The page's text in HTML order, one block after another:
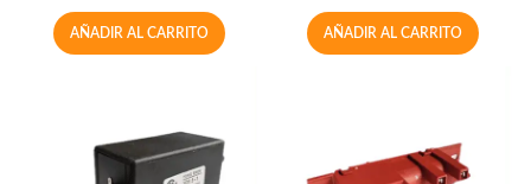
AÑADIR AL CARRITO AÑADIR AL CARRITO